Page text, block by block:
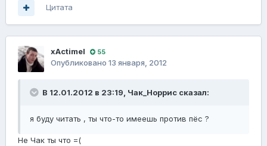
Цитата
xActimel 55
Опубликовано 13 января, 2012
В 12.01.2012 в 23:19, Чак_Норрис сказал:
я буду читать , ты что-то имеешь против пёс ?
Не Чак ты что =(